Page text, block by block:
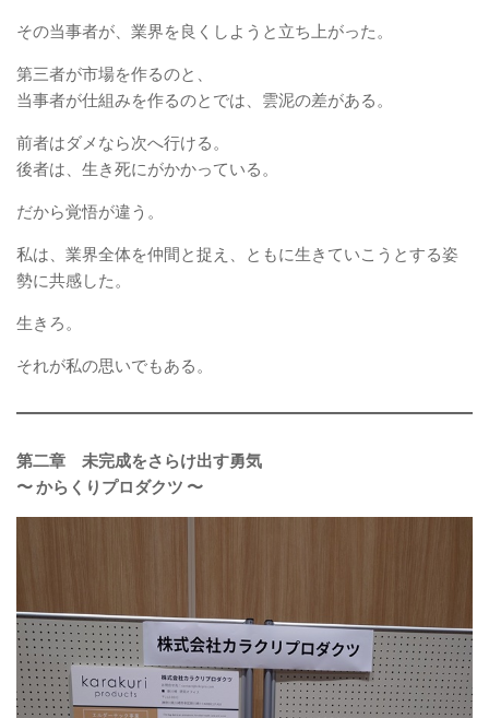
その当事者が、業界を良くしようと立ち上がった。
第三者が市場を作るのと、
当事者が仕組みを作るのとでは、雲泥の差がある。
前者はダメなら次へ行ける。
後者は、生き死にがかかっている。
だから覚悟が違う。
私は、業界全体を仲間と捉え、ともに生きていこうとする姿
勢に共感した。
生きろ。
それが私の思いでもある。
第二章 未完成をさらけ出す勇気
〜 からくりプロダクツ 〜